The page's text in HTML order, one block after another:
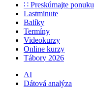
∷ Preskúmajte ponuku
Lastminute
Balíky
Termíny
Videokurzy
Online kurzy
Tábory 2026
AI
Dátová analýza